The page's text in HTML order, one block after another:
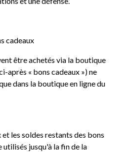
cadeaux
être achetés via la boutique
après « bons cadeaux ») ne
dans la boutique en ligne du
et les soldes restants des bons
jusqu'à la fin de la